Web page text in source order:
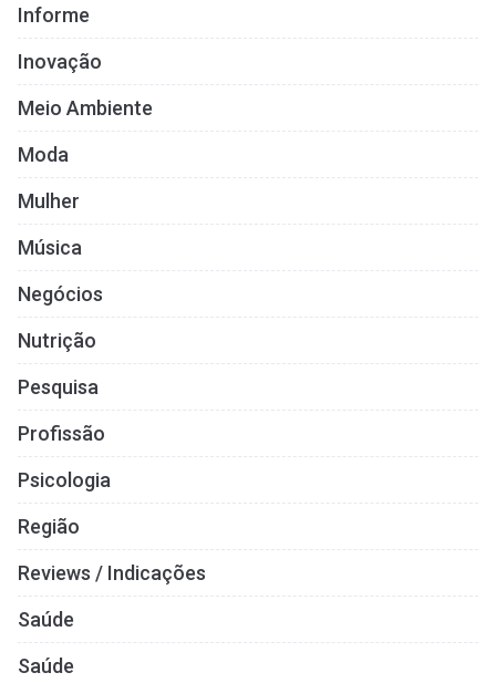
Informe
Inovação
Meio Ambiente
Moda
Mulher
Música
Negócios
Nutrição
Pesquisa
Profissão
Psicologia
Região
Reviews / Indicações
Saúde
Saúde